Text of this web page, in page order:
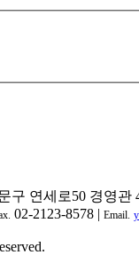
구 연세로50 경영
02-2123-8578 | Email.